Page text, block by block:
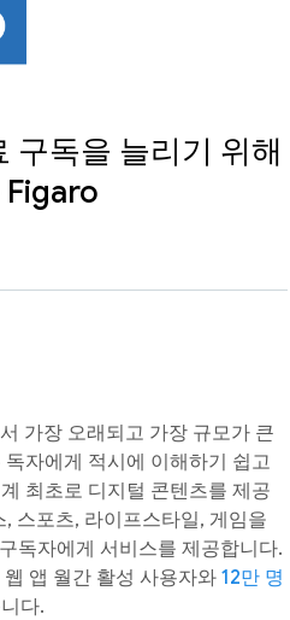
구독을 늘리기 위해
Figaro
가장 오래되고 가장 규모가 큰
자에게 적시에 이해하기 쉽고
최초로 디지털 콘텐츠를 제공
스포츠, 라이프스타일, 게임을
독자에게 서비스를 제공합니다.
앱 월간 활성 사용자와 12만 명
다.